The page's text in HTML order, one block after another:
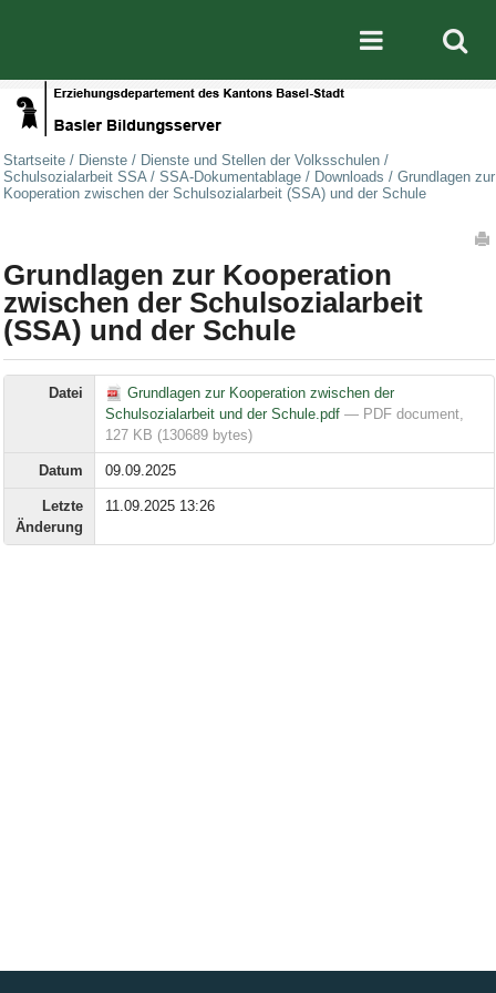
Mobile
Startseite / Dienste / Dienste und Stellen der Volksschulen /
Schulsozialarbeit SSA / SSA-Dokumentablage / Downloads / Grundlagen zur
Kooperation zwischen der Schulsozialarbeit (SSA) und der Schule
Grundlagen zur Kooperation
zwischen der Schulsozialarbeit
(SSA) und der Schule
Datei
Grundlagen zur Kooperation zwischen der
Schulsozialarbeit und der Schule.pdf— PDF document,
127 KB (130689 bytes)
Datum 09.09.2025
Letzte
Änderung
11.09.2025 13:26